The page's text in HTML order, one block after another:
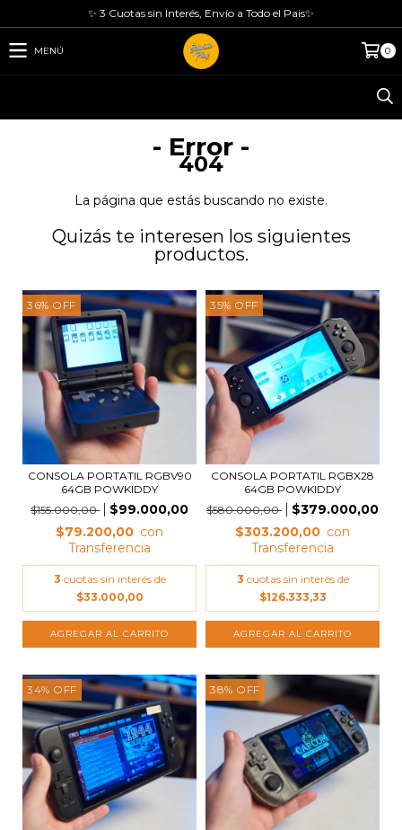
✨ 3 Cuotas sin Interés, Envío a Todo el Pais✨
MENÚ 0
- Error -
404
La página que estás buscando no existe.
Quizás te interesen los siguientes
productos.
36% OFF
CONSOLA PORTATIL RGBV90
64GB POWKIDDY
$155.000,00
$99.000,00
$79.200,00
3 cuotas sin interés de
$33.000,00
35% OFF
CONSOLA PORTATIL RGBX28
64GB POWKIDDY
$580.000,00
$379.000,00
$303.200,00
3 cuotas sin interés de
$126.333,33
34% OFF 38% OFF